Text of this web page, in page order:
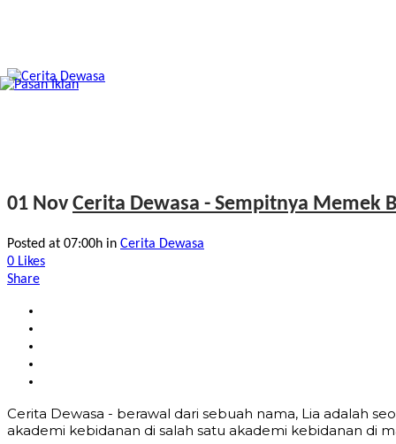
01 Nov Cerita Dewasa - Sempitnya Memek
Posted at 07:00h in Cerita Dewasa
0 Likes
Share
Cerita Dewasa - berawal dari sebuah nama, Lia adalah
akademi kebidanan di salah satu akademi kebidanan di